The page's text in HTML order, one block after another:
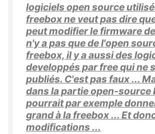
logiciels open source
freebox ne veut pas dire
peut modifier le firmware
n'y a pas que de l'open
freebox, il y a aussi des
developpés par free qui ne
publiés. C'est pas faux ...
dans la partie open-source
pourrait par exemple
grand à la freebox ... Et
modifications ...